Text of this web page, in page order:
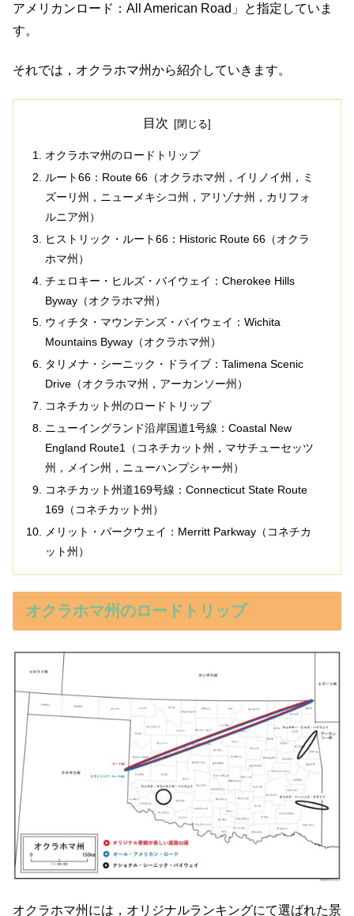
アメリカンロード：All American Road」と指定していま
す。
それでは，オクラホマ州から紹介していきます。
目次
オクラホマ州のロードトリップ
ルート66：Route 66（オクラホマ州，イリノイ州，ミ
ズーリ州，ニューメキシコ州，アリゾナ州，カリフォ
ルニア州）
ヒストリック・ルート66：Historic Route 66（オクラ
ホマ州）
チェロキー・ヒルズ・バイウェイ：Cherokee Hills
Byway（オクラホマ州）
ウィチタ・マウンテンズ・バイウェイ：Wichita
Mountains Byway（オクラホマ州）
タリメナ・シーニック・ドライブ：Talimena Scenic
Drive（オクラホマ州，アーカンソー州）
コネチカット州のロードトリップ
ニューイングランド沿岸国道1号線：Coastal New
England Route1（コネチカット州，マサチューセッツ
州，メイン州，ニューハンプシャー州）
コネチカット州道169号線：Connecticut State Route
169（コネチカット州）
メリット・パークウェイ：Merritt Parkway（コネチカ
ット州）
オクラホマ州のロードトリップ
オクラホマ州には，オリジナルランキングにて選ばれた景